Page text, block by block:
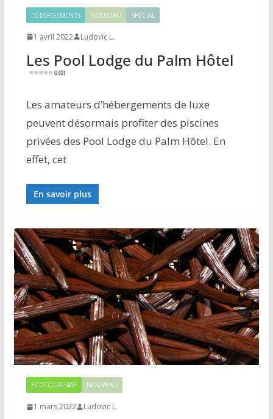
HÉBERGEMENTS NOUVEAU SPÉCIAL
1 avril 2022 Ludovic L.
Les Pool Lodge du Palm Hôtel
0 (0)
Les amateurs d’hébergements de luxe
peuvent désormais profiter des piscines
privées des Pool Lodge du Palm Hôtel. En
effet, cet
En savoir plus
ECOTOURISME NOUVEAU
1 mars 2022 Ludovic L.